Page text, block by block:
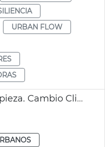
URBAN FLOW
Pleno. Mociones. Limpieza. Cambio Climático. EMT. València